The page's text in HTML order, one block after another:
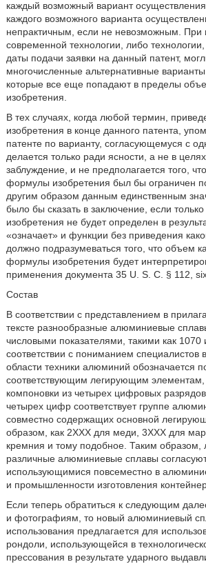
каждый возможный вариант
каждого возможного варианта
непрактичным, если не невозможным. При
современной технологии, либо
даты подачи заявки на данный патент,
многочисленные альтернативные
которые все еще попадают в пределы
изобретения.
В тех случаях, когда любой термин,
изобретения в конце данного патента,
патенте по варианту, согласующемуся с
делается только ради ясности, а не в
заблуждение, и не предполагается того,
формулы изобретения был бы ограничен
другим образом данным единственным
было бы сказать в заключение, если
изобретения не будет определен в
«означает» и функции без приведения
должно подразумеваться того, что объем
формулы изобретения будет
применения документа 35 U. S. C. § 112,
Состав
В соответствии с представлением в
тексте разнообразные алюминиевые
числовыми показателями, такими как 1070
соответствии с пониманием специалистов
области техники алюминий обозначается
соответствующим легирующим
компоновки из четырех цифровых
четырех цифр соответствует группе
совместно содержащих основной
образом, как 2ХХХ для меди, 3ХХХ для
кремния и тому подобное. Таким
различные алюминиевые сплавы
использующимися повсеместно в
и промышленности изготовления
Если теперь обратиться к следующим
и фотографиям, то новый алюминиевый
использования предлагается для
рондоли, использующейся в
прессования в результате ударного